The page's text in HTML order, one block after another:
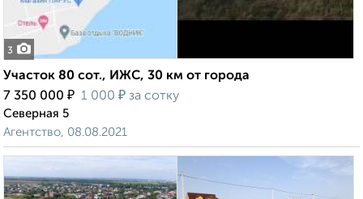
3
Участок 80 сот., ИЖС, 30 км от города
7 350 000 ₽ 1 000 ₽ за сотку
Северная 5
Агентство, 08.08.2021